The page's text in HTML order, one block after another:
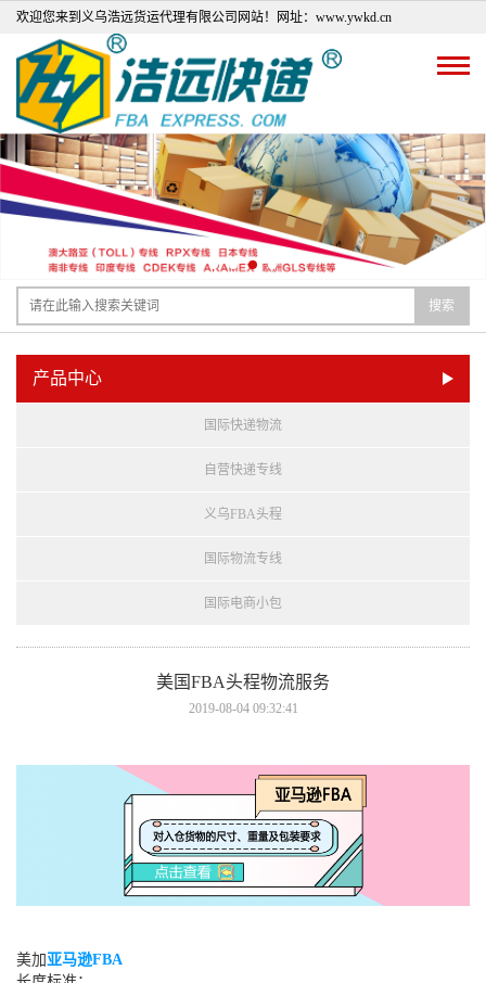
欢迎您来到义乌浩远货运代理有限公司网站！网址：www.ywkd.cn
搜索
产品中心
国际快递物流
自营快递专线
义乌FBA头程
国际物流专线
国际电商小包
美国FBA头程物流服务
2019-08-04 09:32:41
美加亚马逊FBA